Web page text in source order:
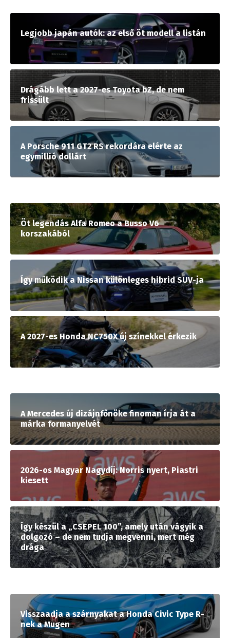
Legjobb japán autók: az első öt modell a listán
Drágább lett a 2027-es Toyota bZ, de nem
frissült
A Porsche 911 GT2 RS rekordára elérte az
egymillió dollárt
Öt legendás Alfa Romeo a Busso V6
korszakából
Így működik a Nissan különleges hibrid SUV-ja
A 2027-es Honda NC750X új színekkel érkezik
A Mercedes új dizájnfőnöke finoman írja át a
márka formanyelvét
2026-os Magyar Nagydíj: Norris nyert, Piastri
kiesett
Így készül a „CSEPEL 100”, amely után vágyik a
dolgozó – de nem tudja megvenni, mert még
drága
Visszaadja a szárnyakat a Honda Civic Type R-
nek a Mugen